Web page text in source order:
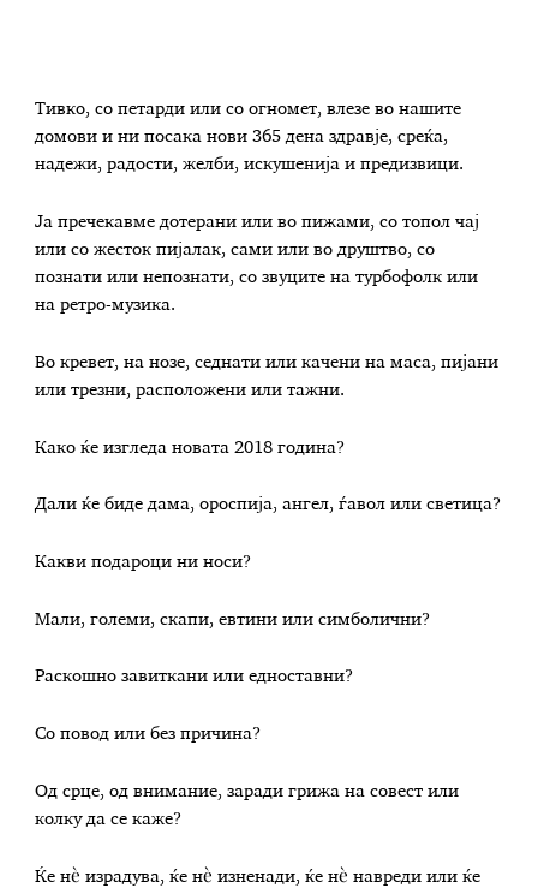
Тивко, со петарди или со огномет, влезе во нашите
домови и ни посака нови 365 дена здравје, среќа,
надежи, радости, желби, искушенија и предизвици.
Ја пречекавме дотерани или во пижами, со топол чај
или со жесток пијалак, сами или во друштво, со
познати или непознати, со звуците на турбофолк или
на ретро-музика.
Во кревет, на нозе, седнати или качени на маса, пијани
или трезни, расположени или тажни.
Како ќе изгледа новата 2018 година?
Дали ќе биде дама, ороспија, ангел, ѓавол или светица?
Какви подароци ни носи?
Мали, големи, скапи, евтини или симболични?
Раскошно завиткани или едноставни?
Со повод или без причина?
Од срце, од внимание, заради грижа на совест или
колку да се каже?
Ќе нѐ израдува, ќе нѐ изненади, ќе нѐ навреди или ќе